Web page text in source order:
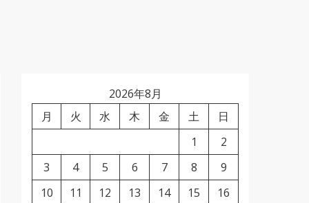
2026年8月
月
火 水 木 金 土
日
1
2
3
4 5 6 7 8
9
10
11 12 13 14 15
16